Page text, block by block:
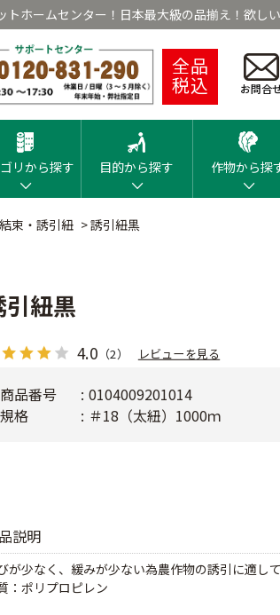
ホームセンター！日本最大級の品揃え！欲しい
全品
税込 お問合
リから探す 目的から探す 作物から探
結束・誘引紐 >誘引紐黒
引紐黒
4.0 （2） レビューを見る
説明
が少なく、緩みが少ない為農作物の誘引に適して
：ポリプロピレン
商品番号
0104009201014
規格
＃18（太紐）1000ｍ